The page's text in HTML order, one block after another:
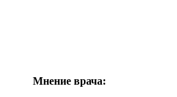
Мнение врача: